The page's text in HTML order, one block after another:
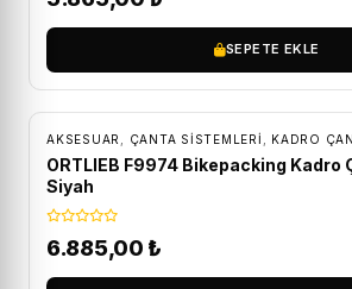
SEPETE EKLE
AKSESUAR ÇANTA SISTEMLERI KADRO
ORTLIEB F9974 Bikepacking Kadro
Siyah
6.885,00 ₺